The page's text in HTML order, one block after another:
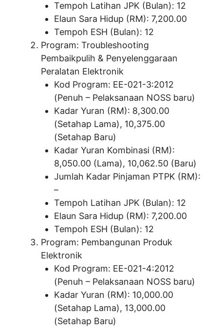
Tempoh Latihan JPK (Bulan): 12
Elaun Sara Hidup (RM): 7,200.00
Tempoh ESH (Bulan): 12
Program: Troubleshooting
Pembaikpulih & Penyelenggaraan
Peralatan Elektronik
Kod Program: EE-021-3:2012
(Penuh – Pelaksanaan NOSS baru)
Kadar Yuran (RM): 8,300.00
(Setahap Lama), 10,375.00
(Setahap Baru)
Kadar Yuran Kombinasi (RM):
8,050.00 (Lama), 10,062.50 (Baru)
Jumlah Kadar Pinjaman PTPK (RM):
–
Tempoh Latihan JPK (Bulan): 12
Elaun Sara Hidup (RM): 7,200.00
Tempoh ESH (Bulan): 12
Program: Pembangunan Produk
Elektronik
Kod Program: EE-021-4:2012
(Penuh – Pelaksanaan NOSS baru)
Kadar Yuran (RM): 10,000.00
(Setahap Lama), 13,000.00
(Setahap Baru)